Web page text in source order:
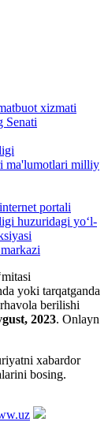
xizmati
Senati
ma'lumotlari milliy
portali
huzuridagi yo‘l-
yoki tarqatganda
berilishi
2023. Onlayn
xabardor
bosing.